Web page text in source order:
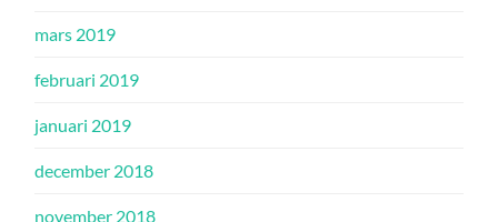
mars 2019
februari 2019
januari 2019
december 2018
november 2018